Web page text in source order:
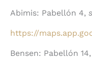
Abimis: Pabellón 4,
https://
Bensen: Pabellón 14,